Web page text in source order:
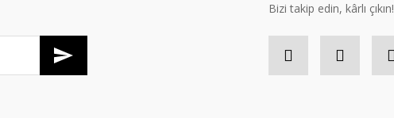
Bizi takip edin, kârlı çıkın!